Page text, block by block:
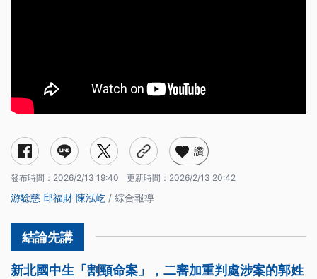
讚
發布時間： 2026/2/13 19:40 更新時間： 2026/2/13 20:42
游騐慈 邱福財 陳泓屹 / 綜合報導
新北國中生「割頸命案」，二審加重判處涉案的郭姓